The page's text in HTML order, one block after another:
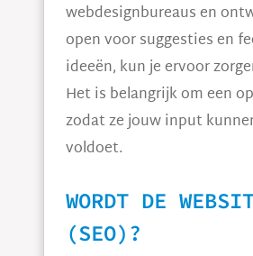
webdesignbureaus en
open voor suggesties en
ideeën, kun je ervoor
Het is belangrijk om een
zodat ze jouw input
voldoet.
WORDT DE
(SEO)?